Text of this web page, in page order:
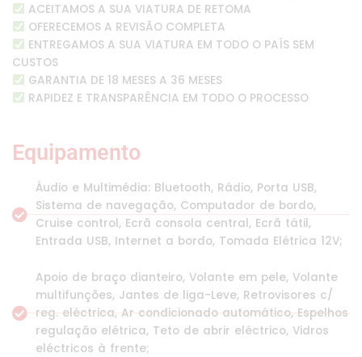
ACEITAMOS A SUA VIATURA DE RETOMA
OFERECEMOS A REVISÃO COMPLETA
ENTREGAMOS A SUA VIATURA EM TODO O PAÍS SEM
CUSTOS
GARANTIA DE 18 MESES A 36 MESES
RAPIDEZ E TRANSPARÊNCIA EM TODO O PROCESSO
Equipamento
Áudio e Multimédia: Bluetooth, Rádio, Porta USB,
Sistema de navegação, Computador de bordo,
Cruise control, Ecrã consola central, Ecrã tátil,
Entrada USB, Internet a bordo, Tomada Elétrica 12V;
Apoio de braço dianteiro, Volante em pele, Volante
multifunções, Jantes de liga-Leve, Retrovisores c/
reg. eléctrica, Ar condicionado automático, Espelhos
regulação elétrica, Teto de abrir eléctrico, Vidros
eléctricos à frente;